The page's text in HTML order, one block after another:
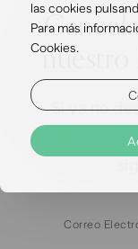
nuestro
Si ya no
de
Correo
las cookies
Para más
Cookies.